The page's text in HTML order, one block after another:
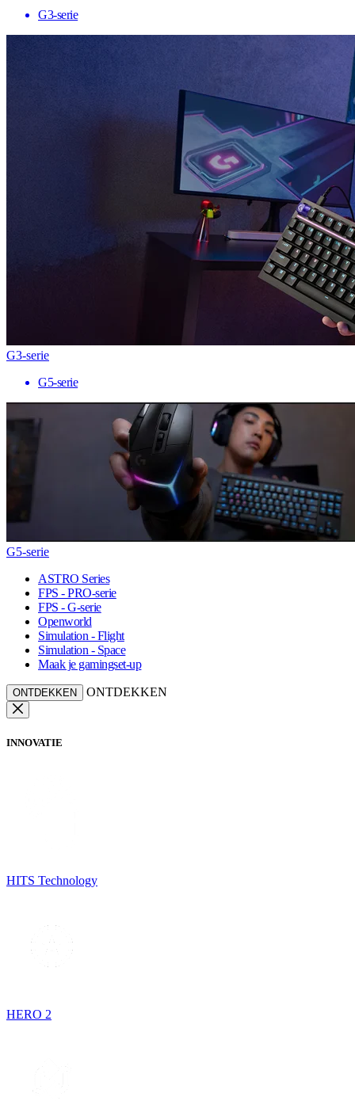
G3-serie
G3-serie
G5-serie
G5-serie
ASTRO Series
FPS - PRO-serie
FPS - G-serie
Openworld
Simulation - Flight
Simulation - Space
Maak je gamingset-up
ONTDEKKEN ONTDEKKEN
INNOVATIE
HITS Technology
HERO 2